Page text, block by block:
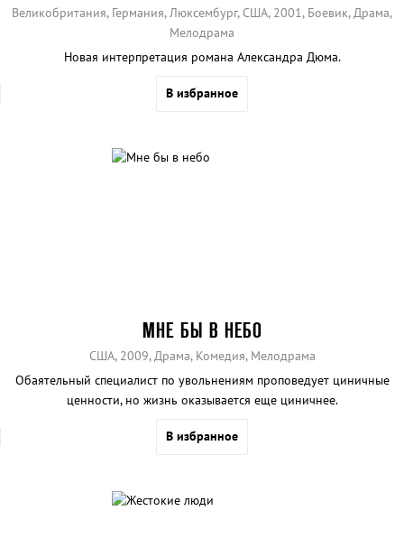
Великобритания, Германия, Люксембург, США, 2001, Боевик, Драма,
Мелодрама
Новая интерпретация романа Александра Дюма.
В избранное
МНЕ БЫ В НЕБО
США, 2009, Драма, Комедия, Мелодрама
Обаятельный специалист по увольнениям проповедует циничные
ценности, но жизнь оказывается еще циничнее.
В избранное